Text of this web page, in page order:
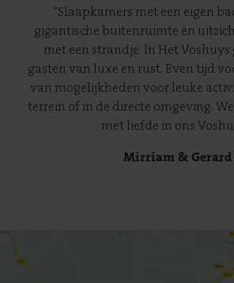
“Slaapkamers met een eigen
gigantische buitenruimte én
met een strandje. In Het
gasten van luxe en rust. Even tijd
van mogelijkheden voor leuke
terrein of in de directe omgeving.
met liefde in ons
Mirriam & Gerard